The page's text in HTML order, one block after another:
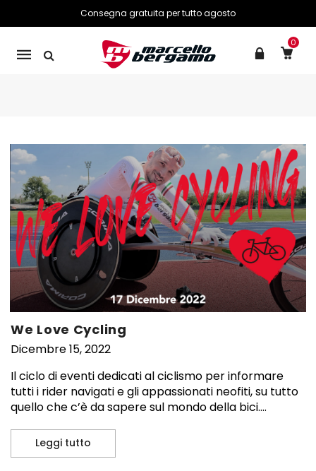
Consegna gratuita per tutto agosto
Mobile
0
Skip to content
We Love Cycling
Dicembre 15, 2022
Il ciclo di eventi dedicati al ciclismo per informare
tutti i rider navigati e gli appassionati neofiti, su tutto
quello che c’è da sapere sul mondo della bici....
Leggi tutto